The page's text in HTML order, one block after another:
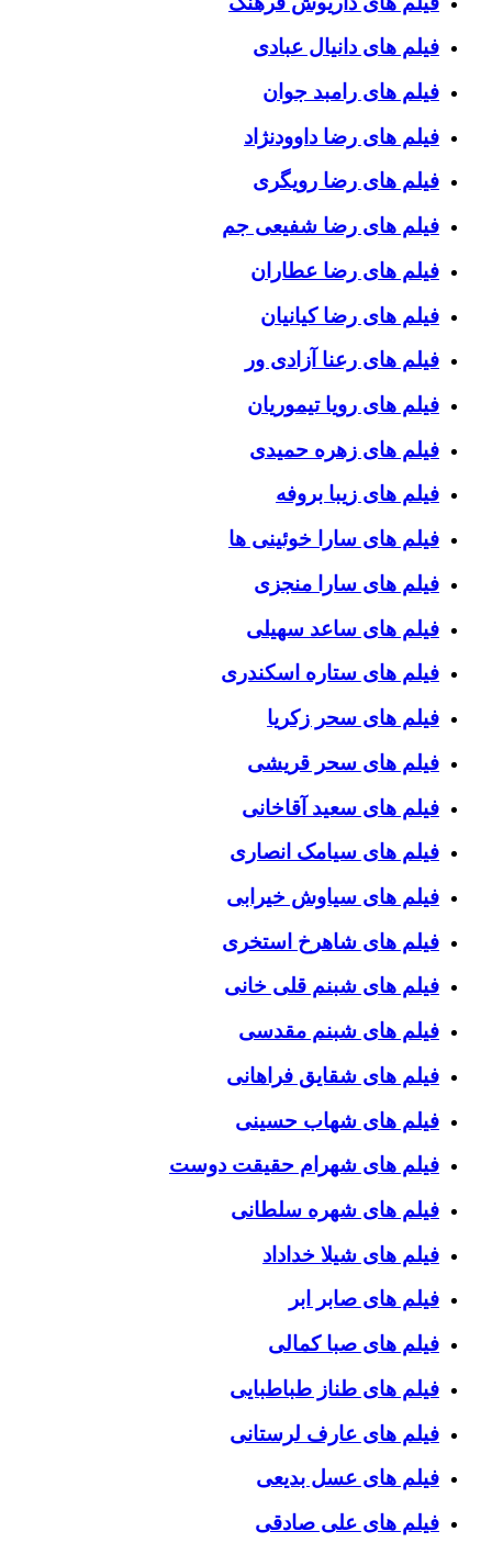
فیلم های دانیال عبادی
فیلم های رامبد جوان
فیلم های رضا داوودنژاد
فیلم های رضا رویگری
فیلم های رضا شفیعی جم
فیلم های رضا عطاران
فیلم های رضا کیانیان
فیلم های رعنا آزادی ور
فیلم های رویا تیموریان
فیلم های زهره حمیدی
فیلم های زیبا بروفه
فیلم های سارا خوئینی ها
فیلم های سارا منجزی
فیلم های ساعد سهیلی
فیلم های ستاره اسکندری
فیلم های سحر زکریا
فیلم های سحر قریشی
فیلم های سعید آقاخانی
فیلم های سیامک انصاری
فیلم های سیاوش خیرابی
فیلم های شاهرخ استخری
فیلم های شبنم قلی خانی
فیلم های شبنم مقدسی
فیلم های شقایق فراهانی
فیلم های شهاب حسینی
فیلم های شهرام حقیقت دوست
فیلم های شهره سلطانی
فیلم های شیلا خداداد
فیلم های صابر ابر
فیلم های صبا کمالی
فیلم های طناز طباطبایی
فیلم های عارف لرستانی
فیلم های عسل بدیعی
فیلم های علی صادقی